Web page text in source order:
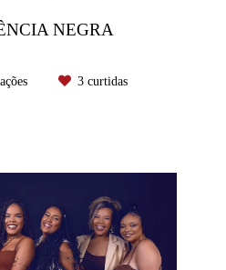
NEGRA
3curtidas